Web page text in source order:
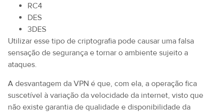
RC4
DES
3DES
Utilizar esse tipo de criptografia pode causar uma falsa
sensação de segurança e tornar o ambiente sujeito a
ataques.
A desvantagem da VPN é que, com ela, a operação fica
suscetível à variação da velocidade da internet, visto que
não existe garantia de qualidade e disponibilidade da